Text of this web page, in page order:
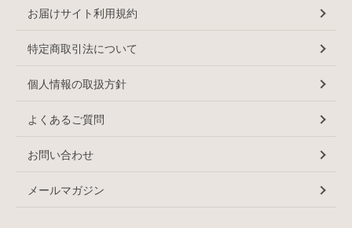
お届けサイト利用規約
特定商取引法について
個人情報の取扱方針
よくあるご質問
お問い合わせ
メールマガジン